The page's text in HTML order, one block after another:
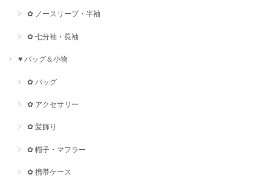
✿ ノースリープ・半袖
✿ 七分袖・長袖
♥ バッグ＆小物
✿ バッグ
✿ アクセサリー
✿ 髪飾り
✿ 帽子・マフラー
✿ 携帯ケース